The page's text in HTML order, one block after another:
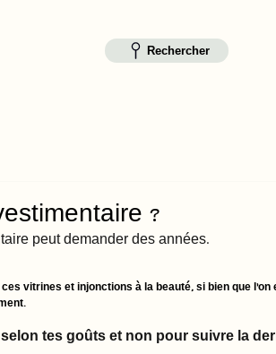
Rechercher
?
peut demander des années.
vitrines et injonctions à la beauté, si bien que l'on
tes goûts et non pour suivre la